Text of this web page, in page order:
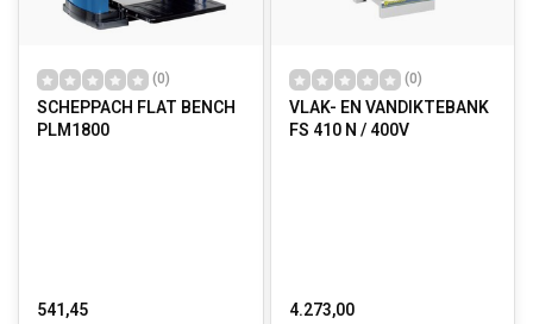
(0)
SCHEPPACH FLAT BENCH
PLM1800
541,45
(0)
VLAK- EN VANDIKTEBANK
FS 410 N / 400V
4.273,00